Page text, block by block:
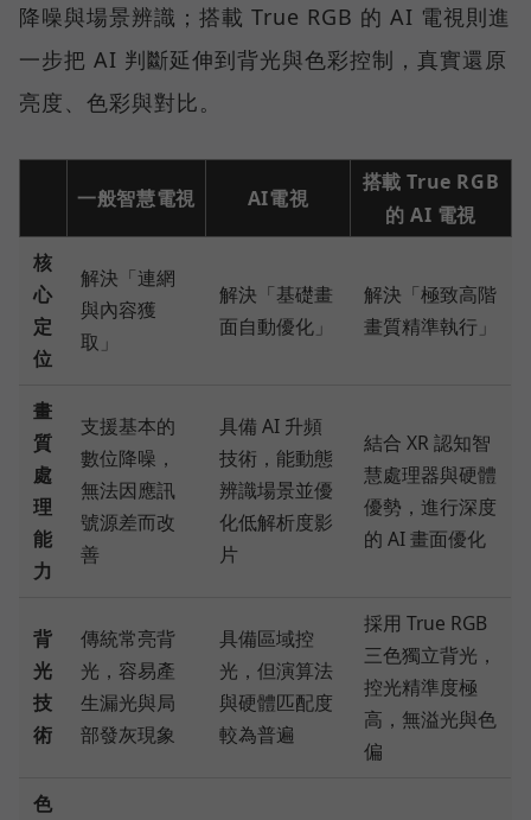
降噪與場景辨識；搭載 True RGB 的 AI 電視則進
一步把 AI 判斷延伸到背光與色彩控制，真實還原
亮度、色彩與對比。
一般智慧電視 AI電視
搭載 True RGB
的 AI 電視
核
心
定
位
解決「連網
與內容獲
取」
解決「基礎畫
面自動優化」
解決「極致高階
畫質精準執行」
畫
質
處
理
能
力
支援基本的
數位降噪，
無法因應訊
號源差而改
善
具備 AI 升頻
技術，能動態
辨識場景並優
化低解析度影
片
結合 XR 認知智
慧處理器與硬體
優勢，進行深度
的 AI 畫面優化
背
光
技
術
傳統常亮背
光，容易產
生漏光與局
部發灰現象
具備區域控
光，但演算法
與硬體匹配度
較為普遍
採用 True RGB
三色獨立背光，
控光精準度極
高，無溢光與色
偏
色